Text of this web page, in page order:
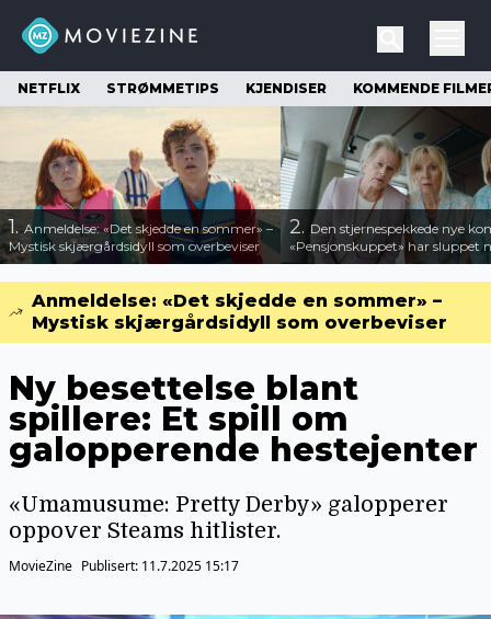
NETFLIX STRØMMETIPS KJENDISER KOMMENDE
1.Anmeldelse: «Det skjedde en sommer» –
Mystisk skjærgårdsidyll som overbeviser
2. Den stjernespekkede nye
«Pensjonskuppet» har sluppet
Anmeldelse: «Det skjedde en sommer» –
Mystisk skjærgårdsidyll som overbeviser
Ny besettelse blant
spillere: Et spill om
galopperende hestejenter
«Umamusume: Pretty Derby» galopperer
oppover Steams hitlister.
MovieZine Publisert: 11.7.2025 15:17